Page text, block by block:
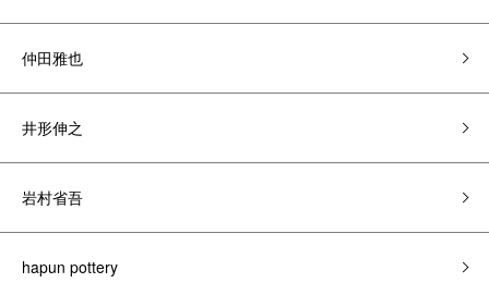
仲田雅也
井形伸之
岩村省吾
hapun pottery